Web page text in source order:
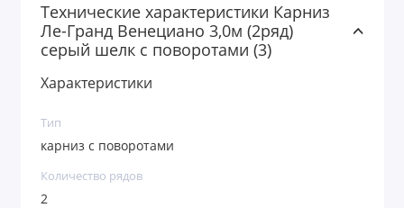
Технические характеристики Карниз
Ле-Гранд Венециано 3,0м (2ряд)
серый шелк с поворотами (3)
Характеристики
Тип
карниз с поворотами
Количество рядов
2